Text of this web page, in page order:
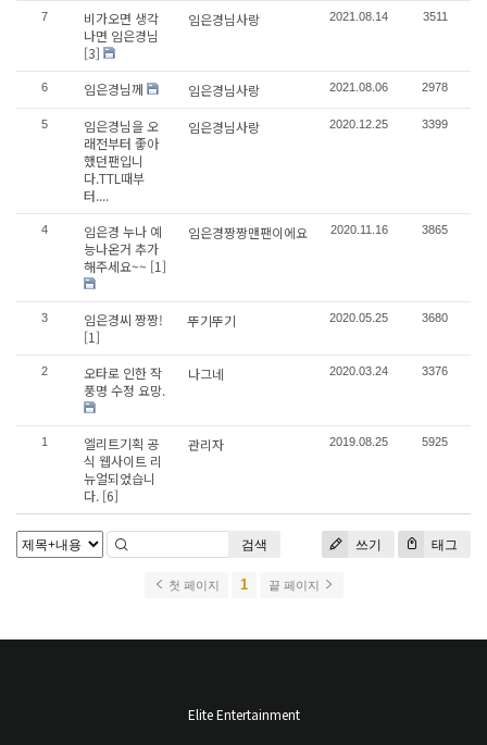
7
비가오면 생각
나면 임은경님
[3]
임은경님사랑 2021.08.14 3511
6 임은경님께 임은경님사랑 2021.08.06 2978
5
임은경님을 오
래전부터 좋아
했던팬입니
다.TTL때부
터....
임은경님사랑 2020.12.25 3399
4
임은경 누나 예
능나온거 추가
해주세요~~ [1]
임은경짱짱맨팬이에요 2020.11.16 3865
3
임은경씨 짱짱!
[1]
뚜기뚜기 2020.05.25 3680
2
오타로 인한 작
풍명 수정 요망.
나그네 2020.03.24 3376
1
엘리트기획 공
식 웹사이트 리
뉴얼되었습니
다. [6]
관리자 2019.08.25 5925
쓰기 태그
검색
첫 페이지 1 끝 페이지
Elite Entertainment